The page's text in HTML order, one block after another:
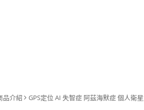
品介紹 GPS定位 AI 失智症 阿茲海默症 個人衛